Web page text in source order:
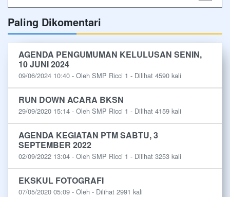
Paling Dikomentari
AGENDA PENGUMUMAN KELULUSAN SENIN,
10 JUNI 2024
09/06/2024 10:40 - Oleh SMP Ricci 1 - Dilihat 4590 kali
RUN DOWN ACARA BKSN
29/09/2020 15:14 - Oleh SMP Ricci 1 - Dilihat 4159 kali
AGENDA KEGIATAN PTM SABTU, 3
SEPTEMBER 2022
02/09/2022 13:04 - Oleh SMP Ricci 1 - Dilihat 3253 kali
EKSKUL FOTOGRAFI
07/05/2020 05:09 - Oleh - Dilihat 2991 kali